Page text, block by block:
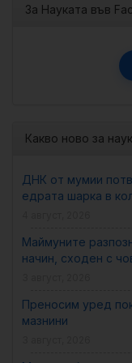
За Науката във
Какво ново за
ДНК от мумии
едрата шарка в
Маймуните
начин, сходен с
Преносим уред
мазнини